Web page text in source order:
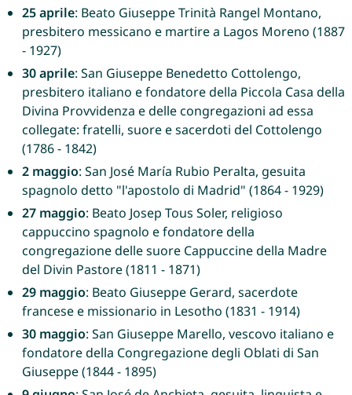
25 aprile: Beato Giuseppe Trinità Rangel Montano,
presbitero messicano e martire a Lagos Moreno (1887
- 1927)
30 aprile: San Giuseppe Benedetto Cottolengo,
presbitero italiano e fondatore della Piccola Casa della
Divina Provvidenza e delle congregazioni ad essa
collegate: fratelli, suore e sacerdoti del Cottolengo
(1786 - 1842)
2 maggio: San José María Rubio Peralta, gesuita
spagnolo detto "l'apostolo di Madrid" (1864 - 1929)
27 maggio: Beato Josep Tous Soler, religioso
cappuccino spagnolo e fondatore della
congregazione delle suore Cappuccine della Madre
del Divin Pastore (1811 - 1871)
29 maggio: Beato Giuseppe Gerard, sacerdote
francese e missionario in Lesotho (1831 - 1914)
30 maggio: San Giuseppe Marello, vescovo italiano e
fondatore della Congregazione degli Oblati di San
Giuseppe (1844 - 1895)